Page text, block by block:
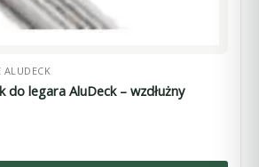
ALUDECK
do legara AluDeck – wzdłużny